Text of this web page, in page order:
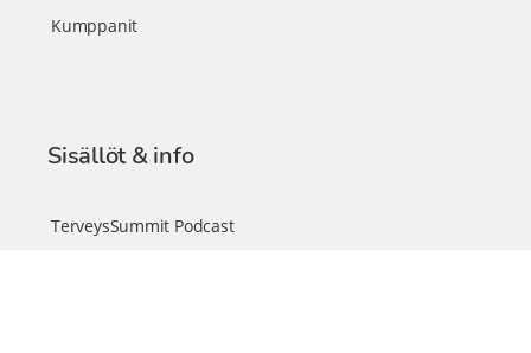
Kumppanit
Sisällöt & info
TerveysSummit Podcast